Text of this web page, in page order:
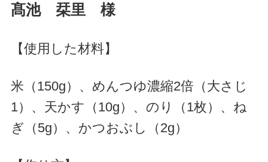
髙池 栞里 様
【使用した材料】
米（150g）、めんつゆ濃縮2倍（大さじ
1）、天かす（10g）、のり（1枚）、ね
ぎ（5g）、かつおぶし（2g）